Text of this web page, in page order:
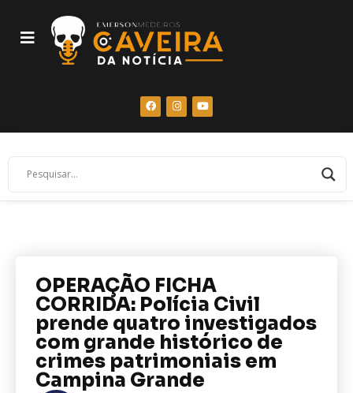
OPERAÇÃO FICHA
CORRIDA: Polícia Civil
prende quatro investigados
com grande histórico de
crimes patrimoniais em
Campina Grande